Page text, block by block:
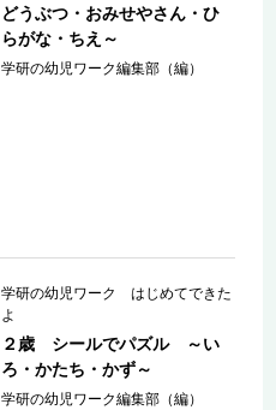
どうぶつ・おみせやさん・ひ
らがな・ちえ～
学研の幼児ワーク編集部（編）
学研の幼児ワーク はじめてできた
よ
２歳 シールでパズル ～い
ろ・かたち・かず～
学研の幼児ワーク編集部（編）